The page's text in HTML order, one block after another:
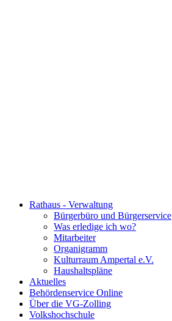
Rathaus - Verwaltung
Bürgerbüro und Bürgerservice
Was erledige ich wo?
Mitarbeiter
Organigramm
Kulturraum Ampertal e.V.
Haushaltspläne
Aktuelles
Behördenservice Online
Über die VG-Zolling
Volkshochschule